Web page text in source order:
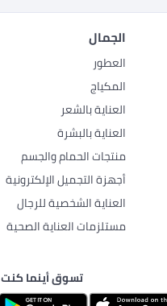
الجمال
العطور
المكياج
العناية بالشعر
العناية بالبشرة
منتجات الحمام والجسم
أجهزة التجميل الإلكترونية
العناية الشخصية للرجال
مستلزمات العناية الصحية
تسوق أينما كنت